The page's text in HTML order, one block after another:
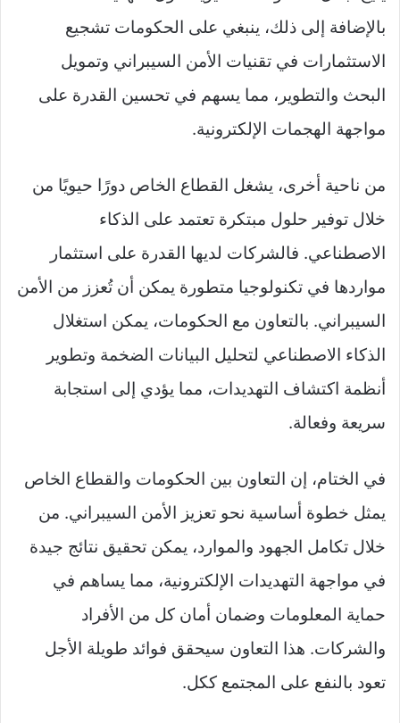
بالإضافة إلى ذلك، ينبغي على الحكومات تشجيع
الاستثمارات في تقنيات الأمن السيبراني وتمويل
البحث والتطوير، مما يسهم في تحسين القدرة على
مواجهة الهجمات الإلكترونية.
من ناحية أخرى، يشغل القطاع الخاص دورًا حيويًا من
خلال توفير حلول مبتكرة تعتمد على الذكاء
الاصطناعي. فالشركات لديها القدرة على استثمار
مواردها في تكنولوجيا متطورة يمكن أن تُعزز من الأمن
السيبراني. بالتعاون مع الحكومات، يمكن استغلال
الذكاء الاصطناعي لتحليل البيانات الضخمة وتطوير
أنظمة اكتشاف التهديدات، مما يؤدي إلى استجابة
سريعة وفعالة.
في الختام، إن التعاون بين الحكومات والقطاع الخاص
يمثل خطوة أساسية نحو تعزيز الأمن السيبراني. من
خلال تكامل الجهود والموارد، يمكن تحقيق نتائج جيدة
في مواجهة التهديدات الإلكترونية، مما يساهم في
حماية المعلومات وضمان أمان كل من الأفراد
والشركات. هذا التعاون سيحقق فوائد طويلة الأجل
تعود بالنفع على المجتمع ككل.